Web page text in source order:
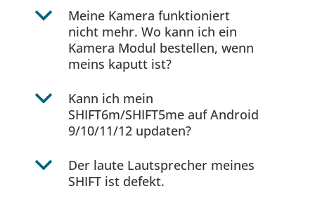
b
Meine Kamera funktioniert
nicht mehr. Wo kann ich ein
Kamera Modul bestellen, wenn
meins kaputt ist?
b
Kann ich mein
SHIFT6m/SHIFT5me auf Android
9/10/11/12 updaten?
b
Der laute Lautsprecher meines
SHIFT ist defekt.